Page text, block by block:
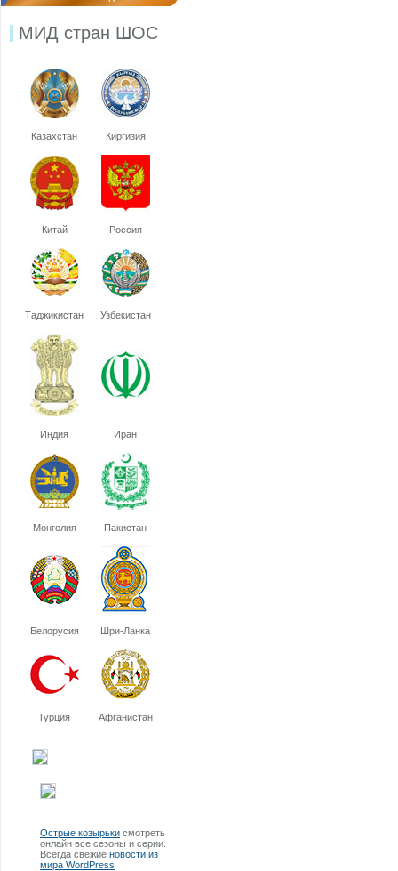
МИД стран ШОС
Казахстан Киргизия
Китай Россия
Таджикистан Узбекистан
Индия Иран
Монголия Пакистан
Белорусия Шри-Ланка
Турция Афганистан
Острые козырьки смотреть
онлайн все сезоны и серии.
Всегда свежие новости из
мира WordPress